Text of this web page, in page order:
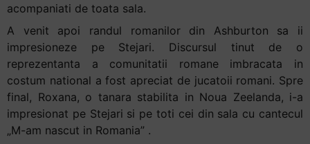
să
interacționați
cu
conținutul.
acompaniati de toata sala.
A venit apoi randul romanilor din Ashburton sa ii
impresioneze pe Stejari. Discursul tinut de o
reprezentanta a comunitatii romane imbracata in
costum national a fost apreciat de jucatoii romani. Spre
final, Roxana, o tanara stabilita in Noua Zeelanda, i-a
impresionat pe Stejari si pe toti cei din sala cu cantecul
„M-am nascut in Romania” .